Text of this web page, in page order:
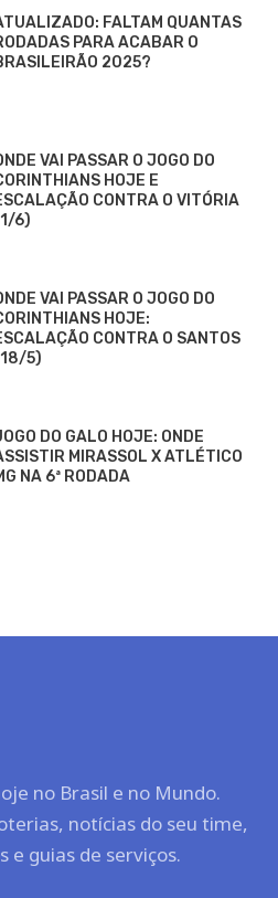
FALTAM QUANTAS
PARA ACABAR O
2025?
VAI PASSAR O JOGO DO
HOJE E
CONTRA O VITÓRIA
6)
VAI PASSAR O JOGO DO
HOJE:
CONTRA O SANTOS
5)
DO GALO HOJE: ONDE
MIRASSOL X ATLÉTICO
NA 6ª RODADA
no Brasil e no Mundo.
notícias do seu time,
e guias de serviços.